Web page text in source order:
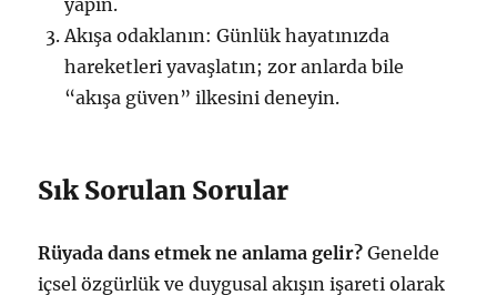
yapın.
Akışa odaklanın: Günlük hayatınızda
hareketleri yavaşlatın; zor anlarda bile
“akışa güven” ilkesini deneyin.
Sık Sorulan Sorular
Rüyada dans etmek ne anlama gelir? Genelde
içsel özgürlük ve duygusal akışın işareti olarak